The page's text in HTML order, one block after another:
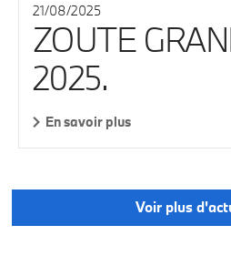
21/08/2025
ZOUTE
2025.
En savoir plus
Voir plus